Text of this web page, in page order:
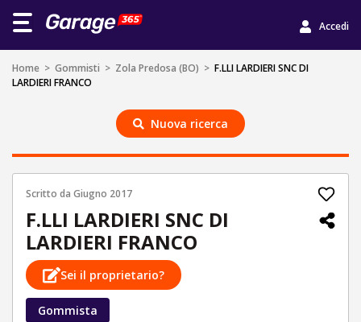
Accedi
Home > Gommisti > Zola Predosa (BO) > F.LLI LARDIERI SNC DI
LARDIERI FRANCO
Nuova ricerca
Scritto da Giugno 2017
F.LLI LARDIERI SNC DI
LARDIERI FRANCO
Sei il proprietario?
Gommista